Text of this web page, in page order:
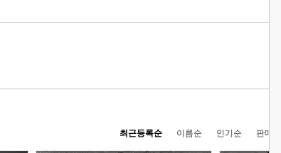
최근등록순 이름순 인기순 판매순